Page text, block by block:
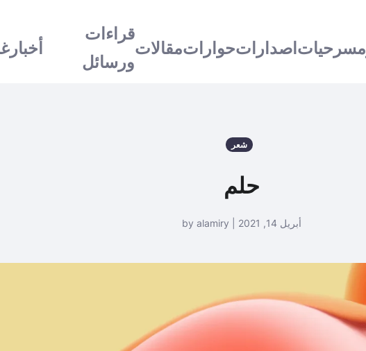
مسرحياتاصداراتحواراتمقالات
قراءات
ورسائل
أخبار
شعر
حلم
أبريل 14, 2021 | by alamiry